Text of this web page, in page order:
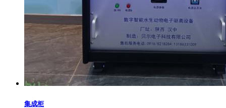
集成柜